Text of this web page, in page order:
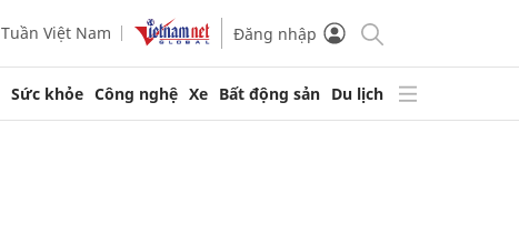
Tuần Việt Nam Đăng nhập
Sức khỏe Công nghệ Xe Bất động sản Du lịch